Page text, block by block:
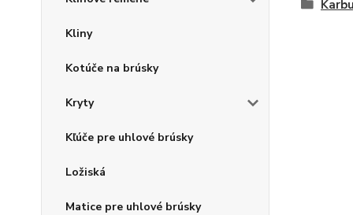
Kliny
Kotúče na brúsky
Kryty
Kľúče pre uhlové brúsky
Ložiská
Matice pre uhlové brúsky